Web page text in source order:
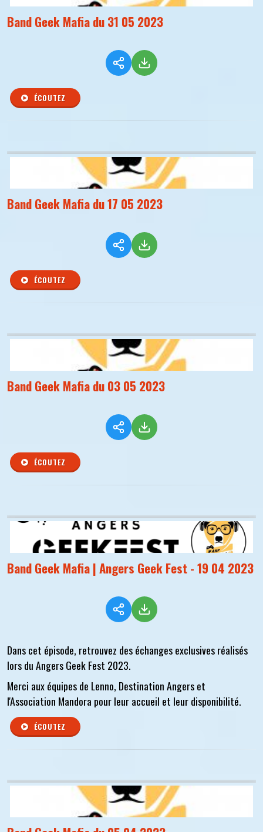
Band Geek Mafia du 31 05 2023
ÉCOUTEZ
Band Geek Mafia du 17 05 2023
ÉCOUTEZ
Band Geek Mafia du 03 05 2023
ÉCOUTEZ
Band Geek Mafia | Angers Geek Fest - 19 04 2023
Dans cet épisode, retrouvez des échanges exclusives réalisés
lors du Angers Geek Fest 2023.
Merci aux équipes de Lenno, Destination Angers et
l'Association Mandora pour leur accueil et leur disponibilité.
ÉCOUTEZ